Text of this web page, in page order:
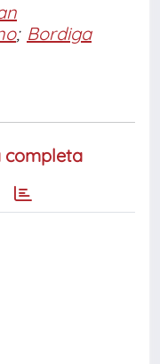
; Bordiga
completa